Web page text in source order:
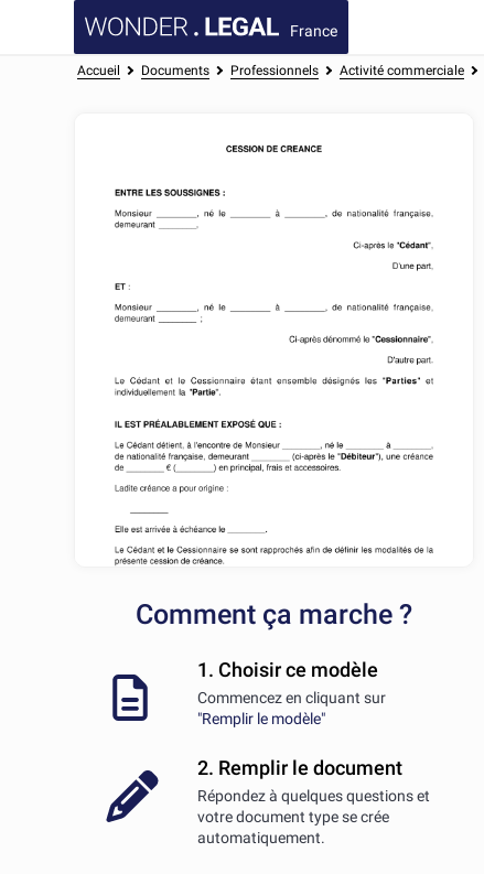
France
Accueil Documents Professionnels Activité commerciale
Comment ça marche ?
1. Choisir ce modèle
Commencez en cliquant sur
"Remplir le modèle"
2. Remplir le document
Répondez à quelques questions et
votre document type se crée
automatiquement.